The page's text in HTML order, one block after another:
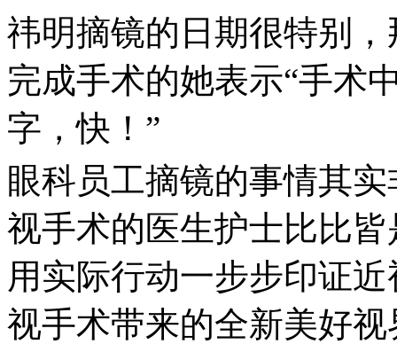
祎明摘镜的日期很特别
完成手术的她表示“手术
字，快！”
眼科员工摘镜的事情其
视手术的医生护士比比
用实际行动一步步印证
视手术带来的全新美好视